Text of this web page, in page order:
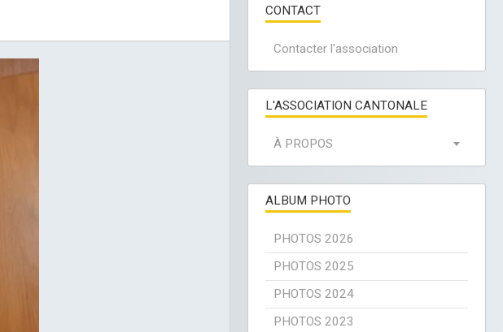
CONTACT
Contacter l'association
L'ASSOCIATION CANTONALE
À PROPOS
ALBUM PHOTO
PHOTOS 2026
PHOTOS 2025
PHOTOS 2024
PHOTOS 2023